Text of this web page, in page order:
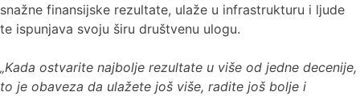
snažne finansijske rezultate, ulaže u infrastrukturu i ljude
te ispunjava svoju širu društvenu ulogu.
„Kada ostvarite najbolje rezultate u više od jedne decenije,
to je obaveza da ulažete još više, radite još bolje i